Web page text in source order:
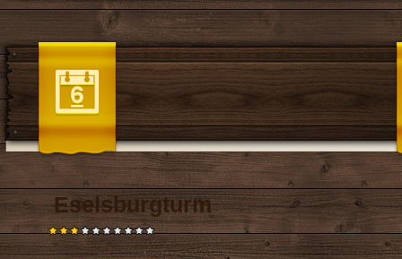
Eselsburgturm